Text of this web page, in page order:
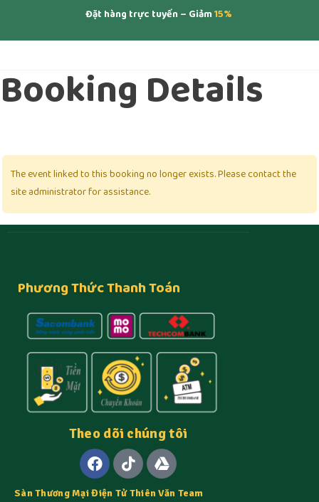
Đặt hàng trực tuyến – Giảm15%
Booking Details
The event linked to this booking no longer exists. Please contact the
site administrator for assistance.
Phương Thức Thanh Toán
Theo dõi chúng tôi
Sàn Thương Mại Điện Tử Thiên Văn Team